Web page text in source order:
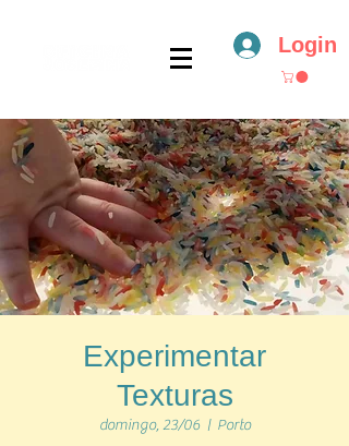
Login
Experimentar
Texturas
domingo, 23/06
  |
Porto